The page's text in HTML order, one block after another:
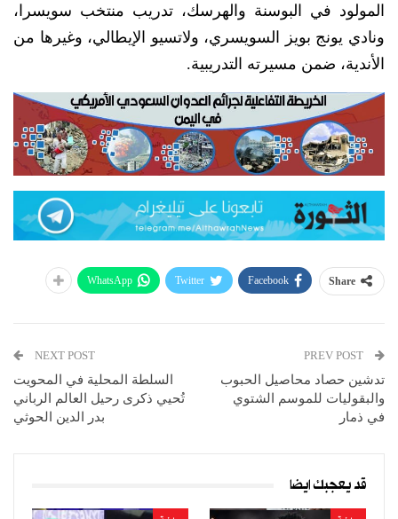
المولود في البوسنة والهرسك، تدريب منتخب سويسرا،
ونادي يونج بويز السويسري، ولاتسيو الإيطالي، وغيرها من
الأندية، ضمن مسيرته التدريبية.
Share
Facebook
Twitter
WhatsApp
تدشين حصاد محاصيل الحبوب
والبقوليات للموسم الشتوي
في ذمار
NEXT POST
السلطة المحلية في المحويت
تُحيي ذكرى رحيل العالم الرباني
بدر الدين الحوثي
قد يعجبك ايضا